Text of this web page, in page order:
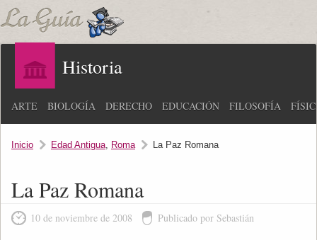
Historia
ARTE BIOLOGÍA DERECHO EDUCACIÓN FILOSOFÍA
Inicio Edad Antigua, Roma La Paz Romana
La Paz Romana
10 de noviembre de 2008 Publicado por Sebastián